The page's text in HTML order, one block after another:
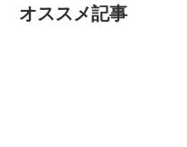
オススメ記事